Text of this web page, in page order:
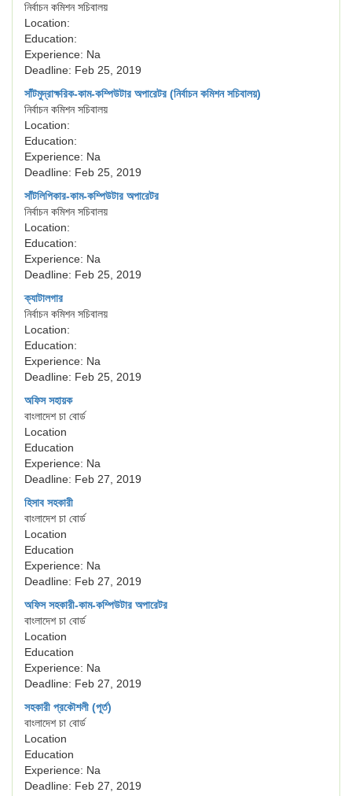
নির্বাচন কমিশন সচিবালয়
Location:
Education:
Experience: Na
Deadline: Feb 25, 2019
সাঁটমুদ্রাক্ষরিক-কাম-কম্পিউটার অপারেটর (নির্বাচন কমিশন সচিবালয়)
নির্বাচন কমিশন সচিবালয়
Location:
Education:
Experience: Na
Deadline: Feb 25, 2019
সাঁটলিপিকার-কাম-কম্পিউটার অপারেটর
নির্বাচন কমিশন সচিবালয়
Location:
Education:
Experience: Na
Deadline: Feb 25, 2019
ক্যাটালগার
নির্বাচন কমিশন সচিবালয়
Location:
Education:
Experience: Na
Deadline: Feb 25, 2019
অফিস সহায়ক
বাংলাদেশ চা বোর্ড
Location
Education
Experience: Na
Deadline: Feb 27, 2019
হিসাব সহকারী
বাংলাদেশ চা বোর্ড
Location
Education
Experience: Na
Deadline: Feb 27, 2019
অফিস সহকারী-কাম-কম্পিউটার অপারেটর
বাংলাদেশ চা বোর্ড
Location
Education
Experience: Na
Deadline: Feb 27, 2019
সহকারী প্রকৌশলী (পূর্ত)
বাংলাদেশ চা বোর্ড
Location
Education
Experience: Na
Deadline: Feb 27, 2019